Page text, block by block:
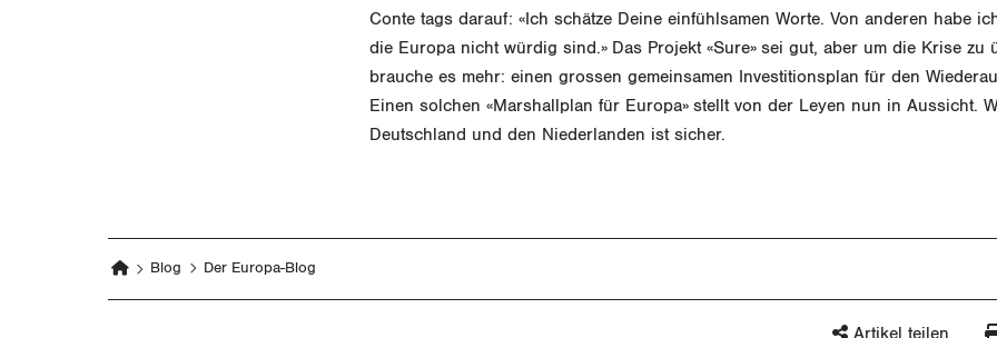
Conte tags darauf: «Ich schätze Deine einfühlsamen Worte. Von anderen habe
die Europa nicht würdig sind.» Das Projekt «Sure» sei gut, aber um die Krise zu
brauche es mehr: einen grossen gemeinsamen Investitionsplan für den
Einen solchen «Marshallplan für Europa» stellt von der Leyen nun in Aussicht.
Deutschland und den Niederlanden ist sicher.
Blog Der Europa-Blog
Artikel teilen